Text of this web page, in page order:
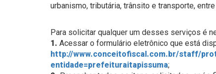
urbanismo, tributária, trânsito e transporte,
Para solicitar qualquer um desses serviços é
1. Acessar o formulário eletrônico que está
http://www.conceitofiscal.com.br/staff/
entidade=prefeituraitapissuma;